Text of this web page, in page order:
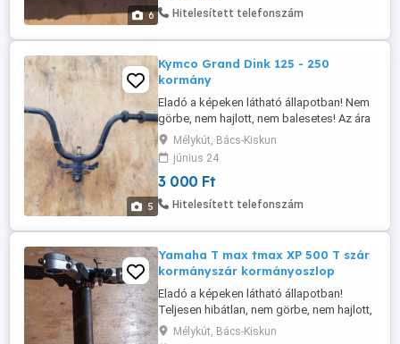
6
postaköltség a vevőt terheli! Postai díjak:
...
Hitelesített telefonszám
5
Kymco Grand Dink 125 - 250
kormány
Eladó a képeken látható állapotban! Nem
görbe, nem hajlott, nem balesetes! Az ára
fix 3000 Ft! Postázás megoldható akár
utánvétellel is! A postaköltség a vevőt
terheli! Postai díjak: Utánvétellel házhoz -
3300 Ft Utánvétellel postán maradóként -
3075 Ft Előre utalással házhoz - 2750 Ft
Mélykút, Bács-Kiskun
június 24
3 000 Ft
Hitelesített telefonszám
Yamaha T max tmax XP 500 T szár
kormányszár kormányoszlop
Eladó a képeken látható állapotban!
Teljesen hibátlan, nem görbe, nem hajlott,
nem balesetes! Évjárat 2001-2004! Az ára
Mélykút, Bács-Kiskun